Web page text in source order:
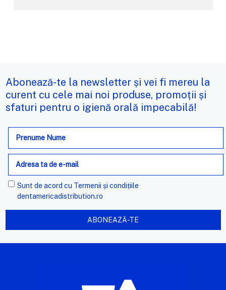
Abonează-te la newsletter și vei fi mereu la
curent cu cele mai noi produse, promoții și
sfaturi pentru o igienă orală impecabilă!
Adresa
e-
mail
Sunt de acord cu Termenii și condițiile
dentamericadistribution.ro